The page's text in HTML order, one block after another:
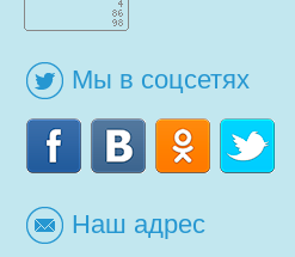
Мы в соцсетях
Наш адрес